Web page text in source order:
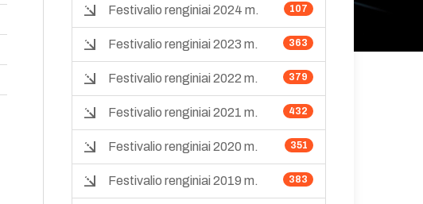
107
Festivalio renginiai 2024 m.
363
Festivalio renginiai 2023 m.
379
Festivalio renginiai 2022 m.
432
Festivalio renginiai 2021 m.
351
Festivalio renginiai 2020 m.
383
Festivalio renginiai 2019 m.